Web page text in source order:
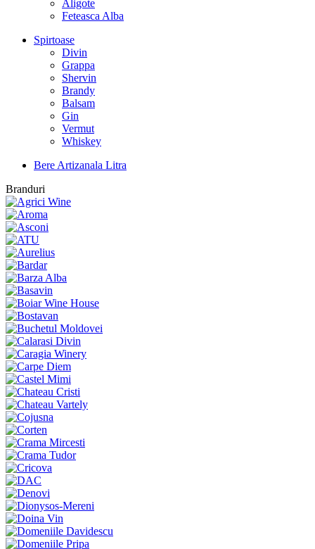
Aligote
Feteasca Alba
Spirtoase
Divin
Grappa
Shervin
Brandy
Balsam
Gin
Vermut
Whiskey
Bere Artizanala Litra
Branduri